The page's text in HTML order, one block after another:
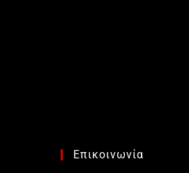
Επικοινωνία